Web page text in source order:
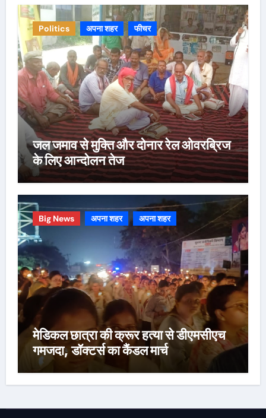
Politics अपना शहर फीचर
जल जमाव से मुक्ति और दोनार रेल ओवरब्रिज
के लिए आन्दोलन तेज
Big News अपना शहर अपना शहर
मेडिकल छात्रा की क्रूर हत्या से डीएमसीएच
गमजदा, डॉक्टर्स का कैंडल मार्च